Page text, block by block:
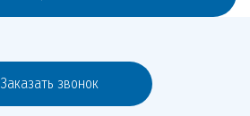
Заказать звонок